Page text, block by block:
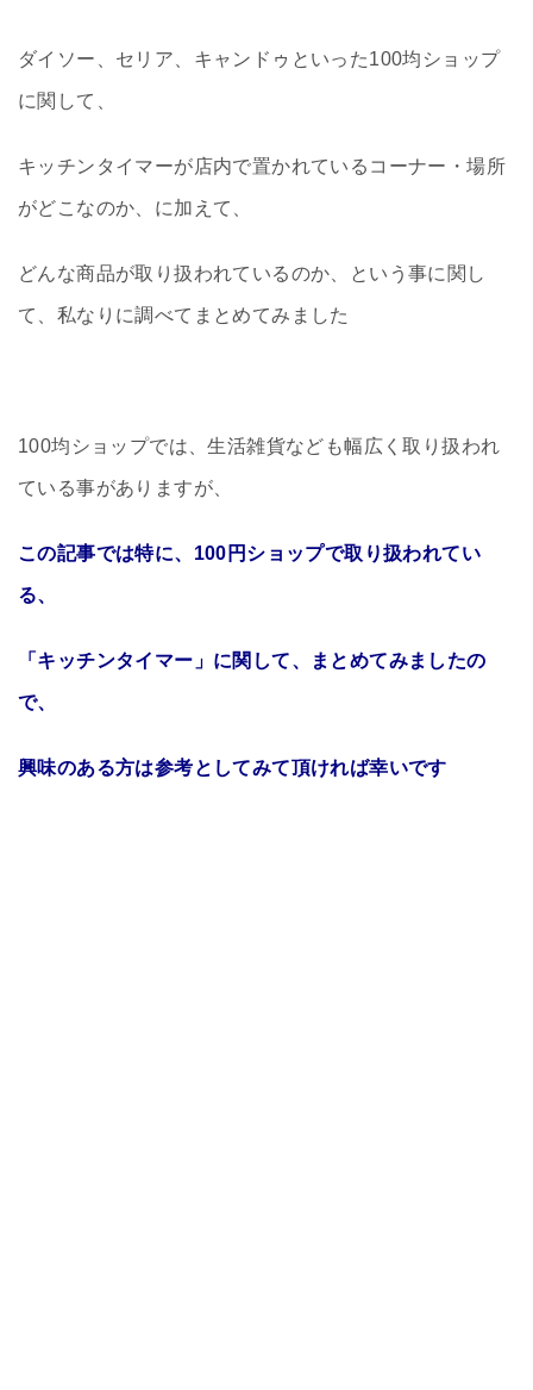
ダイソー、セリア、キャンドゥといった100均ショップ
に関して、
キッチンタイマーが店内で置かれているコーナー・場所
がどこなのか、に加えて、
どんな商品が取り扱われているのか、という事に関し
て、私なりに調べてまとめてみました
100均ショップでは、生活雑貨なども幅広く取り扱われ
ている事がありますが、
この記事では特に、100円ショップで取り扱われてい
る、
「キッチンタイマー」に関して、まとめてみましたの
で、
興味のある方は参考としてみて頂ければ幸いです